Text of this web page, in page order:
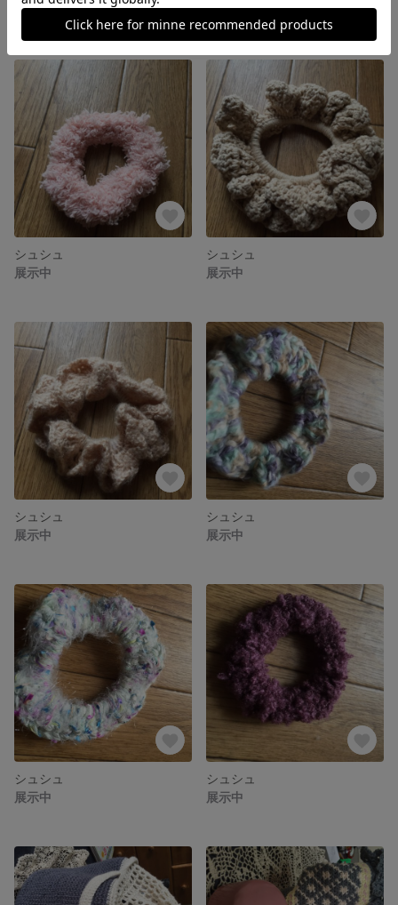
展示中
展示中
シュシュ
展示中
シュシュ
展示中
シュシュ
展示中
シュシュ
展示中
シュシュ
展示中
シュシュ
展示中